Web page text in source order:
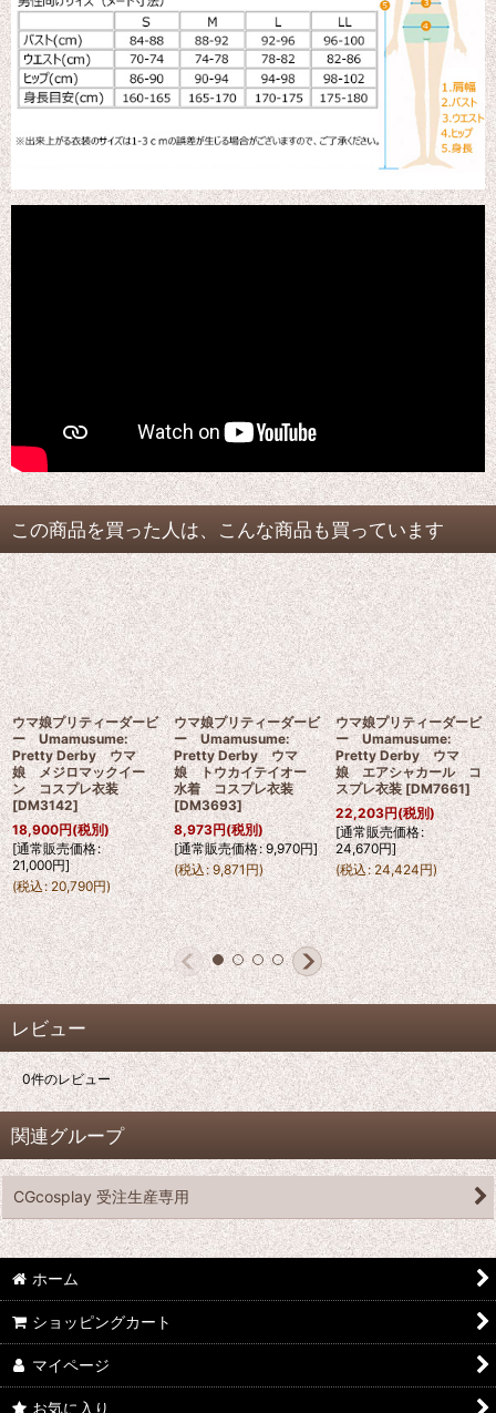
この商品を買った人は、こんな商品も買っています
ウマ娘プリティーダービ
ー Umamusume:
Pretty Derby ウマ
娘 メジロマックイー
ン コスプレ衣装
[DM3142]
18,900円(税別)
[通常販売価格:
21,000円]
(税込: 20,790円)
ウマ娘プリティーダービ
ー Umamusume:
Pretty Derby ウマ
娘 トウカイテイオー
水着 コスプレ衣装
[DM3693]
8,973円(税別)
[通常販売価格: 9,970円]
(税込: 9,871円)
ウマ娘プリティーダービ
ー Umamusume:
Pretty Derby ウマ
娘 エアシャカール コ
スプレ衣装 [DM7661]
22,203円(税別)
[通常販売価格:
24,670円]
(税込: 24,424円)
レビュー
0件のレビュー
関連グループ
CGcosplay 受注生産専用
ホーム
ショッピングカート
マイページ
お気に入り